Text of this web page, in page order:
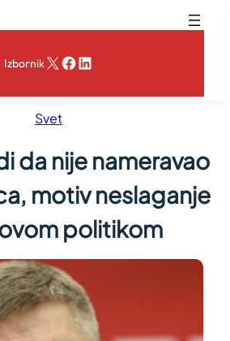
IzbornikX Facebook
LinkedIn
Svet
da nije nameravao
motiv neslaganje
politikom